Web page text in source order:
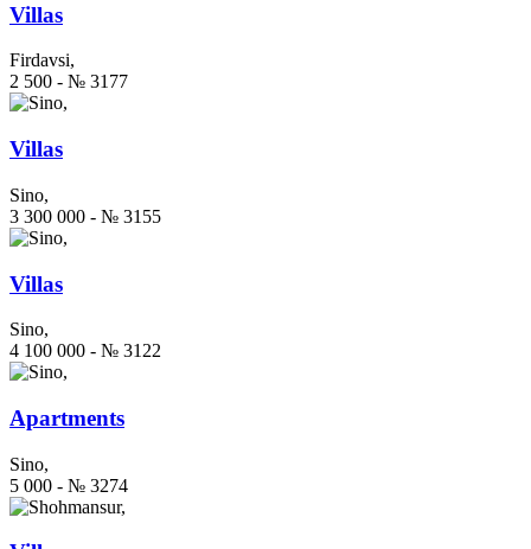
Villas
Firdavsi,
2 500 - № 3177
Villas
Sino,
3 300 000 - № 3155
Villas
Sino,
4 100 000 - № 3122
Apartments
Sino,
5 000 - № 3274